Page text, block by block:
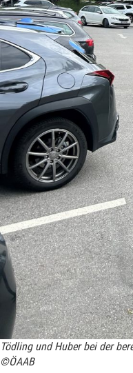
Tödling und Huber bei der
©ÖAAB